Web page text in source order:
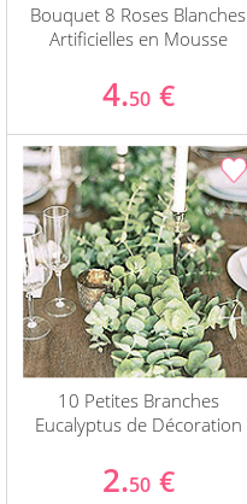
Bouquet 8 Roses Blanches
Artificielles en Mousse
4.50 €
10 Petites Branches
Eucalyptus de Décoration
2.50 €